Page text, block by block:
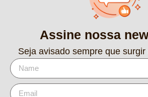
Assine nossa
Seja avisado sempre que